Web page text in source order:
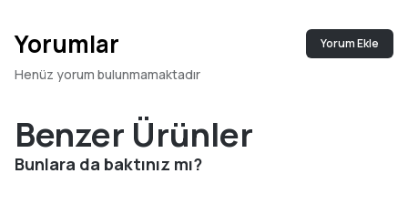
Yorumlar Yorum Ekle
Henüz yorum bulunmamaktadır
Benzer Ürünler
Bunlara da baktınız mı?